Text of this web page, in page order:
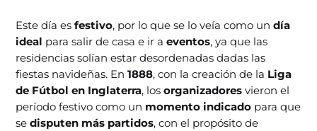
Este día esfestivo, por lo que se lo veía como undía
ideal para salir de casa e ir aeventos, ya que las
residencias solían estar desordenadas dadas las
fiestas navideñas. En1888, con la creación de la Liga
de Fútbol en Inglaterra, losorganizadoresvieron el
período festivo como un momento indicado para que
sedisputen más partidos, con el propósito de